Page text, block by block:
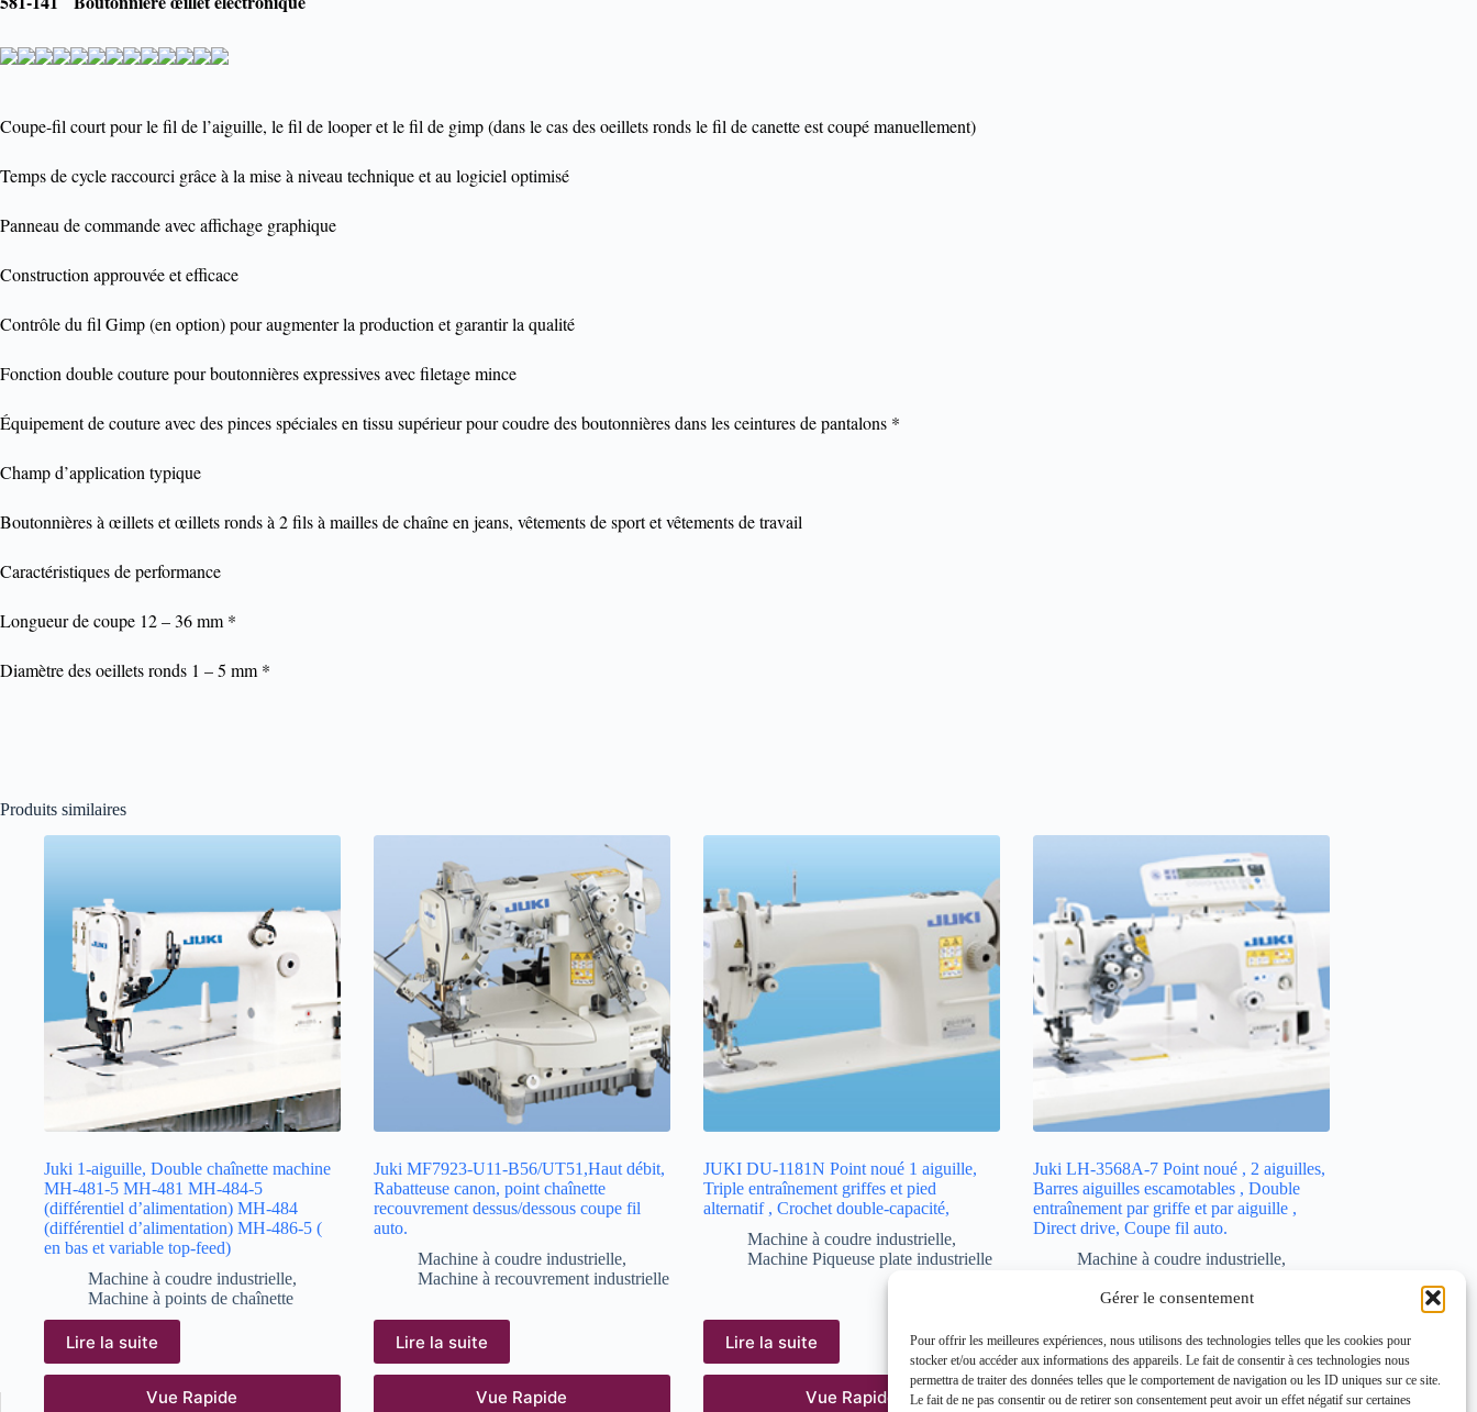
Gérer le consentement
Pour offrir les meilleures expériences, nous utilisons des technologies telles que les cookies pour
stocker et/ou accéder aux informations des appareils. Le fait de consentir à ces technologies nous
permettra de traiter des données telles que le comportement de navigation ou les ID uniques sur ce site.
Le fait de ne pas consentir ou de retirer son consentement peut avoir un effet négatif sur certaines
Coupe-fil court pour le fil de l’aiguille, le fil de looper et le fil de gimp (dans le cas des oeillets ronds le fil de canette est coupé manuellement)
Temps de cycle raccourci grâce à la mise à niveau technique et au logiciel optimisé
Panneau de commande avec affichage graphique
Construction approuvée et efficace
Contrôle du fil Gimp (en option) pour augmenter la production et garantir la qualité
Fonction double couture pour boutonnières expressives avec filetage mince
Équipement de couture avec des pinces spéciales en tissu supérieur pour coudre des boutonnières dans les ceintures de pantalons *
Champ d’application typique
Boutonnières à œillets et œillets ronds à 2 fils à mailles de chaîne en jeans, vêtements de sport et vêtements de travail
Caractéristiques de performance
Longueur de coupe 12 – 36 mm *
Diamètre des oeillets ronds 1 – 5 mm *
Produits similaires
Juki 1-aiguille, Double chaînette machine
MH-481-5 MH-481 MH-484-5
(différentiel d’alimentation) MH-484
(différentiel d’alimentation) MH-486-5 (
en bas et variable top-feed)
Machine à coudre industrielle,
Machine à points de chaînette
Lire la suite
Vue Rapide
Juki MF7923-U11-B56/UT51,Haut débit,
Rabatteuse canon, point chaînette
recouvrement dessus/dessous coupe fil
auto.
Machine à coudre industrielle,
Machine à recouvrement industrielle
Lire la suite
Vue Rapide
JUKI DU-1181N Point noué 1 aiguille,
Triple entraînement griffes et pied
alternatif , Crochet double-capacité,
Machine à coudre industrielle,
Machine Piqueuse plate industrielle
Lire la suite
Vue Rapide
Juki LH-3568A-7 Point noué , 2 aiguilles,
Barres aiguilles escamotables , Double
entraînement par griffe et par aiguille ,
Direct drive, Coupe fil auto.
Machine à coudre industrielle,
Lire la suite
Vue Rapide